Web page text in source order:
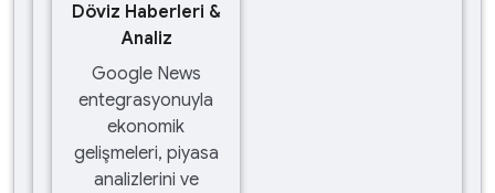
Döviz Haberleri &
Analiz
Google News
entegrasyonuyla
ekonomik
gelişmeleri, piyasa
analizlerini ve